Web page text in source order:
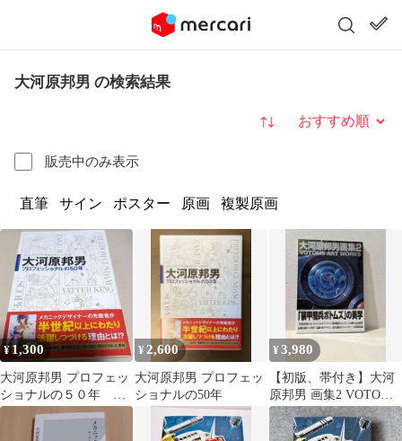
大河原邦男 の検索結果
販売中のみ表示
並び替え
直筆 サイン ポスター 原画 複製原画
¥ 1,300
大河原邦男 プロフェッ
ショナルの５０年 古
本です
¥ 2,600
大河原邦男 プロフェッ
ショナルの50年
¥3,980
【初版、帯付き】大河
原邦男 画集2 VOTOMS
ART WORKS